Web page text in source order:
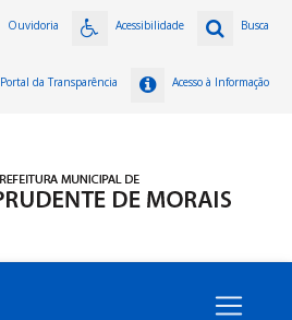
Busca
Acessibilidade
Ouvidoria
Acesso à Informação
Portal da Transparência